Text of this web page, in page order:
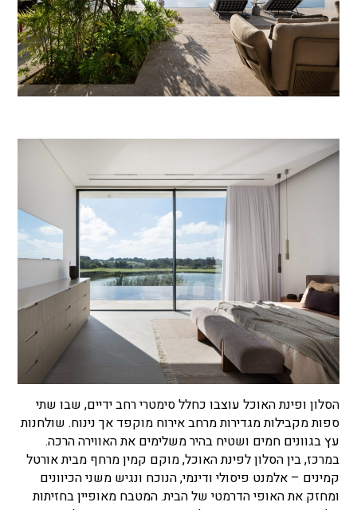
הסלון ופינת האוכל עוצבו כחלל סימטרי רחב ידיים, שבו שתי
ספות מקבילות מגדירות מרחב אירוח מוקפד אך נינוח. שולחנות
עץ בגוונים חמים ושטיח בהיר משלימים את האווירה הרכה.
במרכז, בין הסלון לפינת האוכל, מוקם קמין מרחף מבית אורטל
קמינים –אלמנט פיסולי ודינמי, הנוכח ונגיש משני הכיוונים
ומחזק את האופי הדרמטי של הבית.המטבח מאופיין בחזיתות